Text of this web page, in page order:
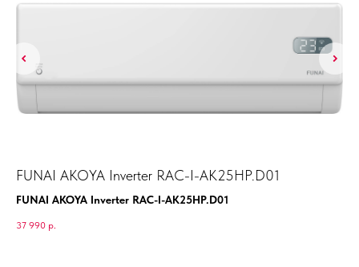
FUNAI AKOYA Inverter RAC-I-AK25HP.D01
FUNAI AKOYA Inverter RAC-I-AK25HP.D01
37 990 р.